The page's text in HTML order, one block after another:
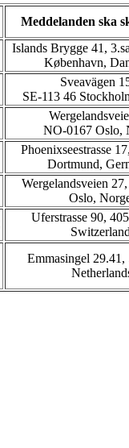
Meddelanden ska
Islands Brygge 41,
København,
Sveavägen
SE-113 46
NO-0167 Oslo,
Phoenixseestrasse
Dortmund,
Wergelandsveien
Oslo,
Uferstrasse 90,
Emmasingel